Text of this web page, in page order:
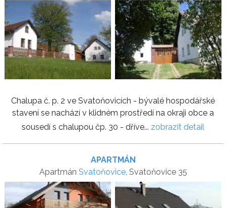
Chalupa č. p. 2 ve Svatoňovicích - bývalé hospodářské
stavení se nachází v klidném prostředí na okraji obce a
sousedí s chalupou čp. 30 - dříve... zobrazit detail
APARTMÁN
Apartmán Svatoňovice, Svatoňovice 35